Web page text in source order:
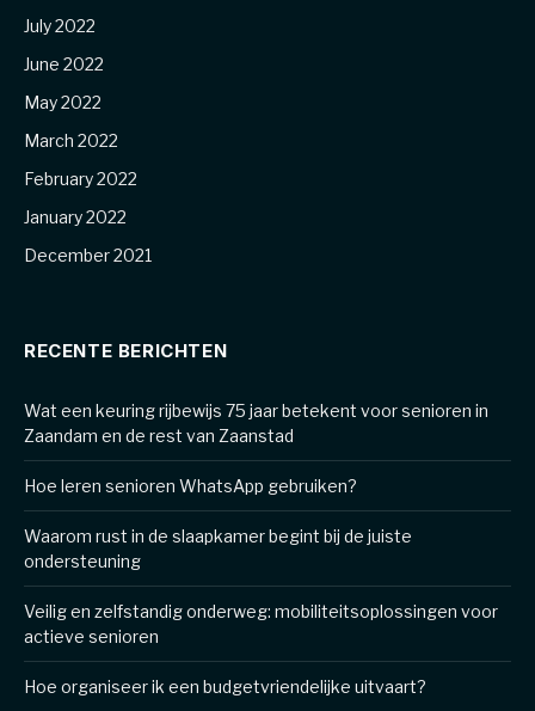
July 2022
June 2022
May 2022
March 2022
February 2022
January 2022
December 2021
RECENTE BERICHTEN
Wat een keuring rijbewijs 75 jaar betekent voor senioren in
Zaandam en de rest van Zaanstad
Hoe leren senioren WhatsApp gebruiken?
Waarom rust in de slaapkamer begint bij de juiste
ondersteuning
Veilig en zelfstandig onderweg: mobiliteitsoplossingen voor
actieve senioren
Hoe organiseer ik een budgetvriendelijke uitvaart?